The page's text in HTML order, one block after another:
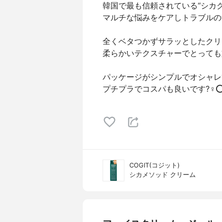
韓国で最も信頼されている“シカ
マルチな悩みをケアしトラブル
全くベタつかずサラッとしたク
柔らかいテクスチャーでとって
パッケージがシンプルでオシャレ
プチプラでコスパも良いです
COGIT(コジット)
シカメソッド クリーム